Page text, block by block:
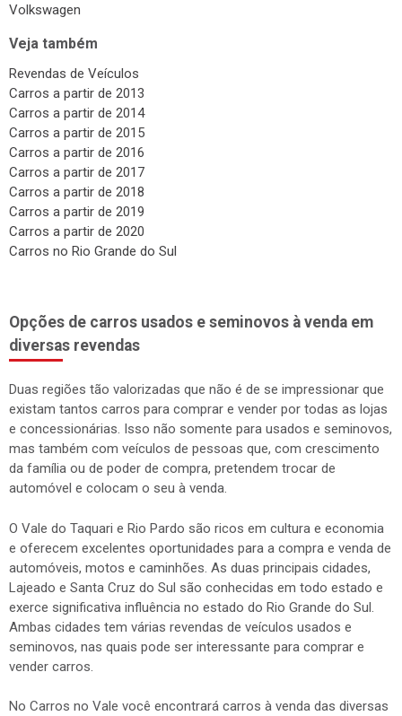
Volkswagen
Veja também
Revendas de Veículos
Carros a partir de 2013
Carros a partir de 2014
Carros a partir de 2015
Carros a partir de 2016
Carros a partir de 2017
Carros a partir de 2018
Carros a partir de 2019
Carros a partir de 2020
Carros no Rio Grande do Sul
Opções de carros usados e seminovos à venda em
diversas revendas
Duas regiões tão valorizadas que não é de se impressionar que
existam tantos carros para comprar e vender por todas as lojas
e concessionárias. Isso não somente para usados e seminovos,
mas também com veículos de pessoas que, com crescimento
da família ou de poder de compra, pretendem trocar de
automóvel e colocam o seu à venda.
O Vale do Taquari e Rio Pardo são ricos em cultura e economia
e oferecem excelentes oportunidades para a compra e venda de
automóveis, motos e caminhões. As duas principais cidades,
Lajeado e Santa Cruz do Sul são conhecidas em todo estado e
exerce significativa influência no estado do Rio Grande do Sul.
Ambas cidades tem várias revendas de veículos usados e
seminovos, nas quais pode ser interessante para comprar e
vender carros.
No Carros no Vale você encontrará carros à venda das diversas